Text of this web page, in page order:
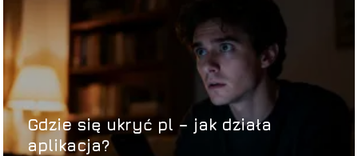
Gdzie się ukryć pl – jak działa
aplikacja?